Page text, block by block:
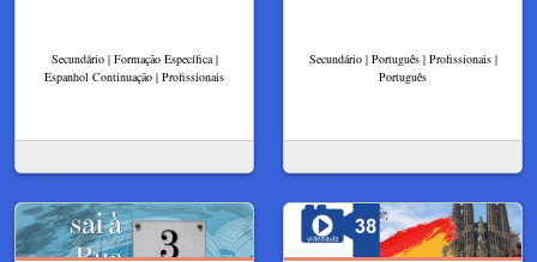
Secundário | Formação Específica |
Espanhol Continuação | Profissionais
Secundário | Português | Profissionais |
Português